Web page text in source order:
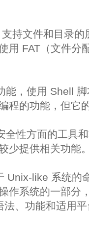
持文件和目录的
用 FAT（文件分
，使用 Shell
的功能，但它
性方面的工具
少提供相关功能。
Unix-like 系统的
作系统的一部分
、功能和适用